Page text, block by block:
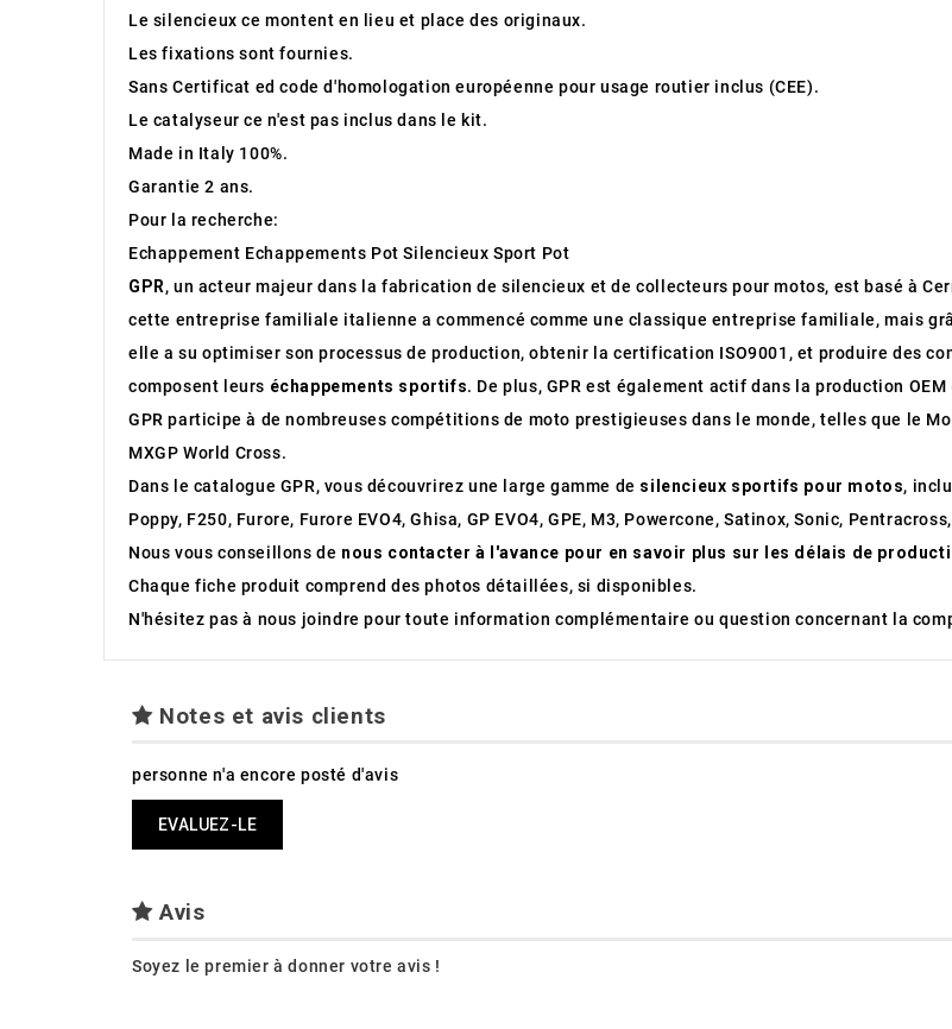
Le silencieux ce montent en lieu et place des originaux.
Les fixations sont fournies.
Sans Certificat ed code d'homologation européenne pour usage routier inclus (CEE).
Le catalyseur ce n'est pas inclus dans le kit.
Made in Italy 100%.
Garantie 2 ans.
Pour la recherche:
Echappement Echappements Pot Silencieux Sport Pot
GPR, un acteur majeur dans la fabrication de silencieux et de collecteurs pour motos, est basé à
cette entreprise familiale italienne a commencé comme une classique entreprise familiale, mais
elle a su optimiser son processus de production, obtenir la certification ISO9001, et produire des
composent leurs échappements sportifs. De plus, GPR est également actif dans la production
GPR participe à de nombreuses compétitions de moto prestigieuses dans le monde, telles que le
MXGP World Cross.
Dans le catalogue GPR, vous découvrirez une large gamme de silencieux sportifs pour motos,
Poppy, F250, Furore, Furore EVO4, Ghisa, GP EVO4, GPE, M3, Powercone, Satinox, Sonic,
Nous vous conseillons de nous contacter à l'avance pour en savoir plus sur les délais de
Chaque fiche produit comprend des photos détaillées, si disponibles.
N'hésitez pas à nous joindre pour toute information complémentaire ou question concernant la
Notes et avis clients
personne n'a encore posté d'avis
EVALUEZ-LE
Avis
Soyez le premier à donner votre avis !